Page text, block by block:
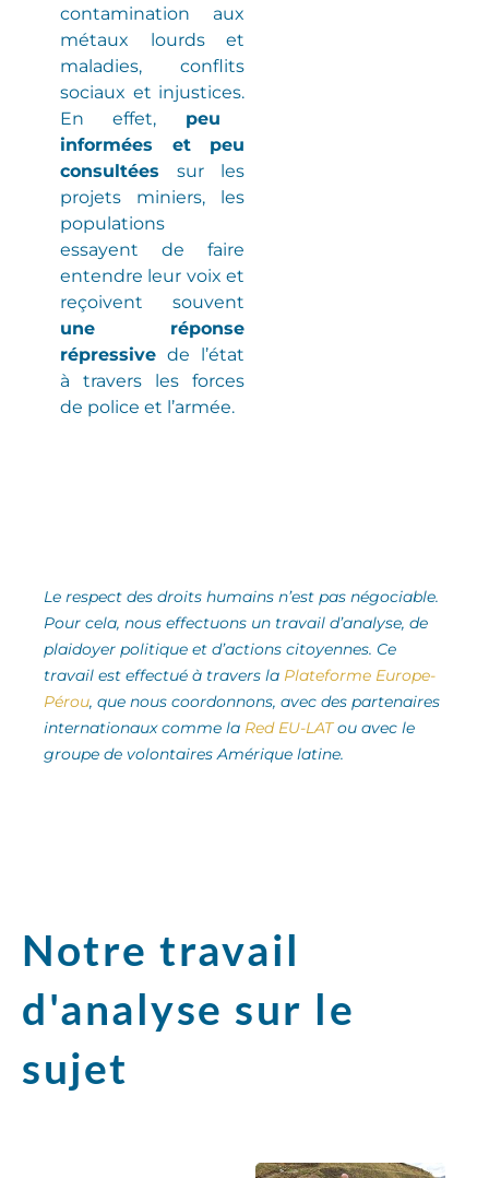
contamination aux
métaux lourds et
maladies, conflits
sociaux et injustices.
En effet, peu
informées et peu
consultées sur les
projets miniers, les
populations
essayent de faire
entendre leur voix et
reçoivent souvent
une réponse
répressive de l’état
à travers les forces
de police et l’armée.
Le respect des droits humains n’est pas négociable.
Pour cela, nous effectuons un travail d’analyse, de
plaidoyer politique et d’actions citoyennes. Ce
travail est effectué à travers la Plateforme Europe-
Pérou, que nous coordonnons, avec des partenaires
internationaux comme la Red EU-LATou avec le
groupe de volontaires Amérique latine.
Notre travail
d'analyse sur le
sujet